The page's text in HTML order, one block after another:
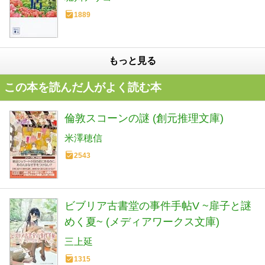
1889
もっと見る
この本を読んだ人がよく読む本
倫敦スコーンの謎 (創元推理文庫)
米澤穂信
2543
ビブリア古書堂の事件手帖V ~扉子と謎
めく夏~ (メディアワークス文庫)
三上延
1315